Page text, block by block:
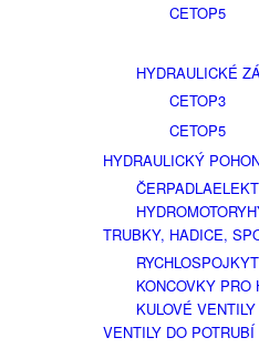
CETOP5
HYDRAULICKÉ
CETOP3
CETOP5
HYDRAULICKÝ
ČERPADLA
HYDROMOTORY
TRUBKY, HADICE,
RYCHLOSPOJKY
KONCOVKY PRO
KULOVÉ VENTILY
VENTILY DO POTRUBÍ